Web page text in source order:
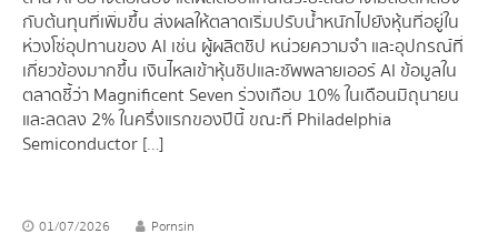
กับต้นทุนที่เพิ่มขึ้น ส่งผลให้ตลาดเริ่มปรับน้ำหนักไปยังหุ้นที่อยู่ใน
ห่วงโซ่อุปทานของ AI เช่น ผู้ผลิตชิป หน่วยความจำ และอุปกรณ์ที่
เกี่ยวข้องมากขึ้น เงินไหลเข้าหุ้นชิปและซัพพลายเออร์ AI ข้อมูลใน
ตลาดชี้ว่า Magnificent Seven ร่วงเกือบ 10% ในเดือนมิถุนายน
และลดลง 2% ในครึ่งแรกของปีนี้ ขณะที่ Philadelphia
Semiconductor […]
01/07/2026 Pornsin